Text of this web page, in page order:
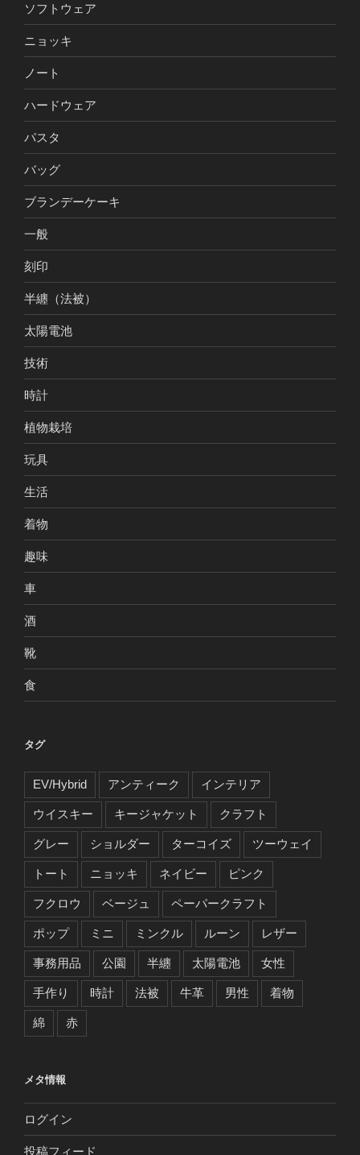
ソフトウェア
ニョッキ
ノート
ハードウェア
パスタ
バッグ
ブランデーケーキ
一般
刻印
半纏（法被）
太陽電池
技術
時計
植物栽培
玩具
生活
着物
趣味
車
酒
靴
食
タグ
EV/Hybrid アンティーク インテリア
ウイスキー キージャケット クラフト
グレー ショルダー ターコイズ ツーウェイ
トート ニョッキ ネイビー ピンク
フクロウ ベージュ ペーパークラフト
ポップ ミニ ミンクル ルーン レザー
事務用品 公園 半纏 太陽電池 女性
手作り 時計 法被 牛革 男性 着物
綿 赤
メタ情報
ログイン
投稿フィード